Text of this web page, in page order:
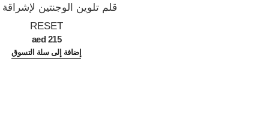
قلم تلوين الوجنتين
وطبيعية.
RESET
215 aed
إضافة إلى سلة التسوق